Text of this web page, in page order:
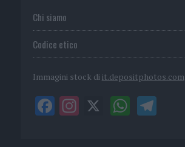
Chi siamo
Codice etico
Immagini stock di it.depositphotos.com